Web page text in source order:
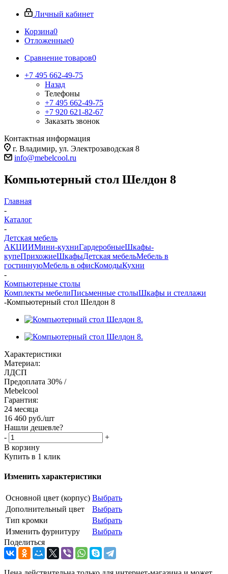
Личный кабинет
Корзина0
Отложенные0
Сравнение товаров0
+7 495 662-49-75
Назад
Телефоны
+7 495 662-49-75
+7 920 621-82-67
Заказать звонок
Контактная информация
г. Владимир, ул. Электрозаводская 8
info@mebelcool.ru
Компьютерный стол Шелдон 8
Главная
-
Каталог
-
Детская мебель
АКЦИИМини-кухниГардеробныеШкафы-
купеПрихожиеШкафыДетская мебельМебель в
гостиннуюМебель в офисКомодыКухни
-
Компьютерные столы
Комплекты мебелиПисьменные столыШкафы и стеллажи
-Компьютерный стол Шелдон 8
Характеристики
Материал:
ЛДСП
Предоплата 30% /
Mebelcool
Гарантия:
24 месяца
16 460 руб./шт
Нашли дешевле?
-
+
В корзину
Купить в 1 клик
Изменить характеристики
Основной цвет (корпус) Выбрать
Дополнительный цвет
Выбрать
Тип кромки
Выбрать
Изменить фурнитуру
Выбрать
Поделиться